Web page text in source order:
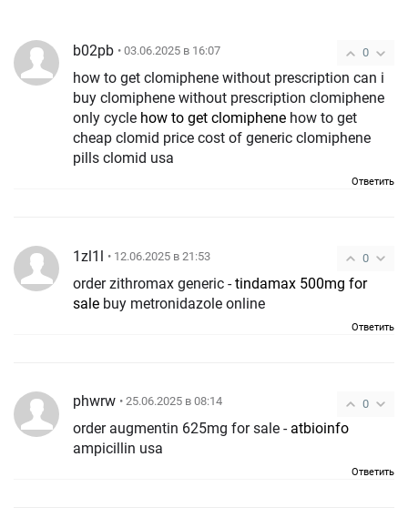
0
b02pb • 03.06.2025 в 16:07
how to get clomiphene without prescription can i
buy clomiphene without prescription clomiphene
only cycle how to get clomiphene how to get
cheap clomid price cost of generic clomiphene
pills clomid usa
Ответить
0
1zl1l • 12.06.2025 в 21:53
order zithromax generic -tindamax 500mg for
sale buy metronidazole online
Ответить
0
phwrw • 25.06.2025 в 08:14
order augmentin 625mg for sale - atbioinfo
ampicillin usa
Ответить